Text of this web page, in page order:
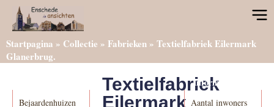
Startpagina » Collectie » Fabrieken» Textielfabriek Eilermark
Glanerbrug.
Bejaardenhuizen
Textielfabriek
Eilermark
Informatie
Aantal inwoners